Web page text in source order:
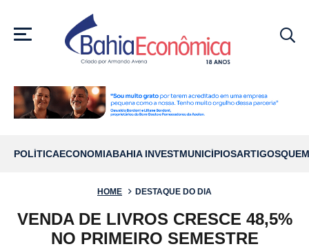
MENU
POLÍTICAECONOMIABAHIA INVESTMUNICÍPIOSARTIGOS
HOME DESTAQUE DO DIA
VENDA DE LIVROS CRESCE 48,5%
NO PRIMEIRO SEMESTRE